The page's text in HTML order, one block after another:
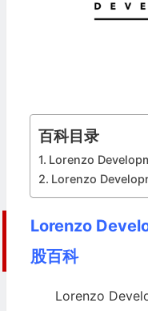
百科目录
Lorenzo
Lorenzo
Lorenzo
股百科
Lorenzo